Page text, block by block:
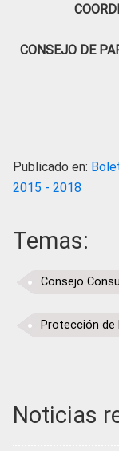
CONSEJO DE
Publicado en:
2015 - 2018
Temas:
Consejo
Protección de
Noticias